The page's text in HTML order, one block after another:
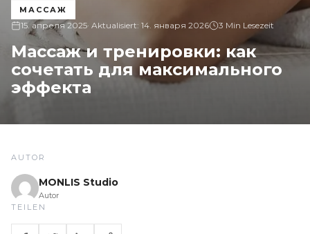
МАССАЖ
15. апреля 2025· Aktualisiert: 14. января 2026 3 Min Lesezeit
Массаж и тренировки: как
сочетать для максимального
эффекта
AUTOR
MONLIS Studio
Autor
TEILEN